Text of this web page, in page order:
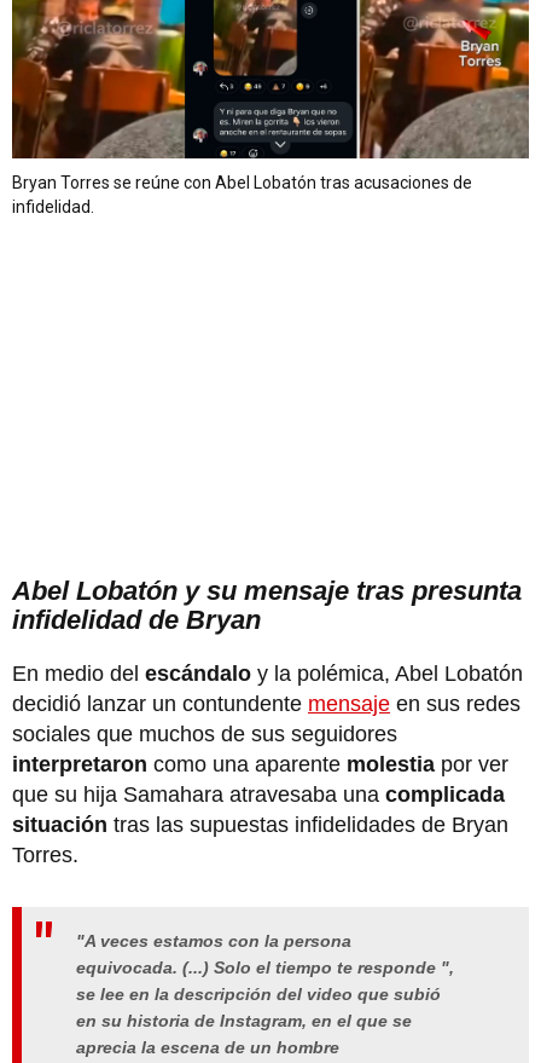
Bryan Torres se reúne con Abel Lobatón tras acusaciones de
infidelidad.
Abel Lobatón y su mensaje tras presunta
infidelidad de Bryan
En medio del escándalo y la polémica, Abel Lobatón
decidió lanzar un contundente mensaje en sus redes
sociales que muchos de sus seguidores
interpretaron como una aparente molestia por ver
que su hija Samahara atravesaba una complicada
situación tras las supuestas infidelidades de Bryan
Torres.
"A veces estamos con la persona
equivocada. (...) Solo el tiempo te responde ",
se lee en la descripción del video que subió
en su historia de Instagram, en el que se
aprecia la escena de un hombre